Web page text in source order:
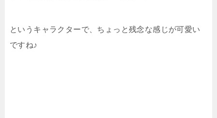
というキャラクターで、ちょっと残念な感じが可愛い
ですね♪